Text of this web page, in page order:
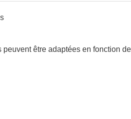
être adaptées en fonction de